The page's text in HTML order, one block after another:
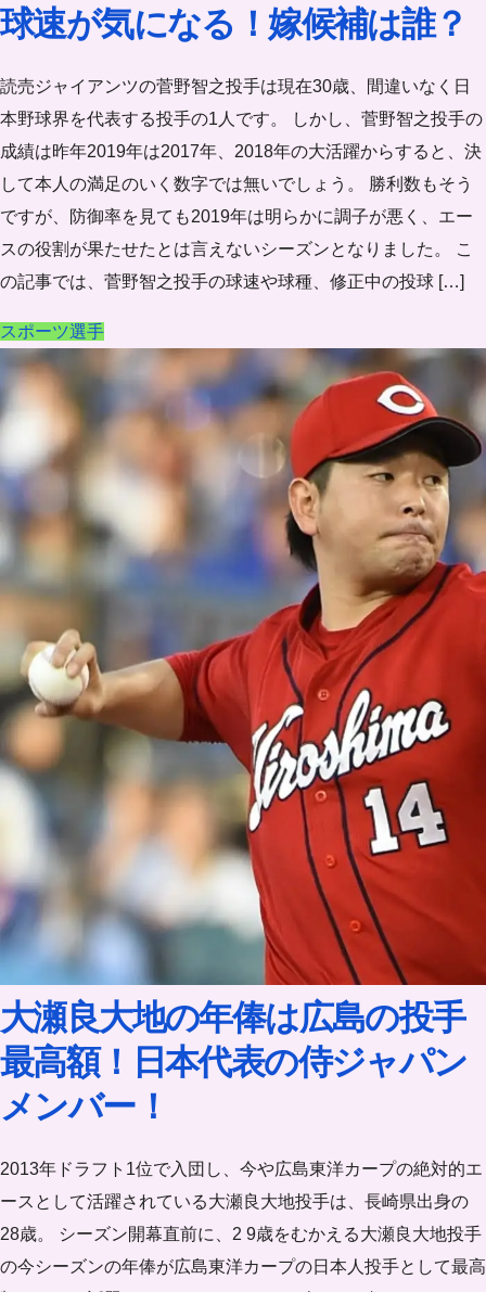
球速が気になる！嫁候補は誰？
読売ジャイアンツの菅野智之投手は現在30歳、間違いなく日
本野球界を代表する投手の1人です。 しかし、菅野智之投手の
成績は昨年2019年は2017年、2018年の大活躍からすると、決
して本人の満足のいく数字では無いでしょう。 勝利数もそう
ですが、防御率を見ても2019年は明らかに調子が悪く、エー
スの役割が果たせたとは言えないシーズンとなりました。 こ
の記事では、菅野智之投手の球速や球種、修正中の投球 […]
スポーツ選手
大瀬良大地の年俸は広島の投手
最高額！日本代表の侍ジャパン
メンバー！
2013年ドラフト1位で入団し、今や広島東洋カープの絶対的エ
ースとして活躍されている大瀬良大地投手は、長崎県出身の
28歳。 シーズン開幕直前に、2 9歳をむかえる大瀬良大地投手
の今シーズンの年俸が広島東洋カープの日本人投手として最高